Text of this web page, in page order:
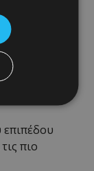
τιμοκατάλογός
επιπέδου
πιο